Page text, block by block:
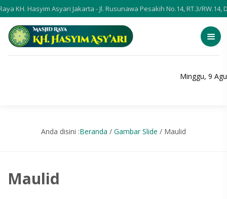
Hasyim Asyari Jakarta - Jl. Rusunawa Pesakih No.14, RT.3/RW.14,
Minggu, 9
Anda disini :Beranda / Gambar Slide / Maulid
Maulid